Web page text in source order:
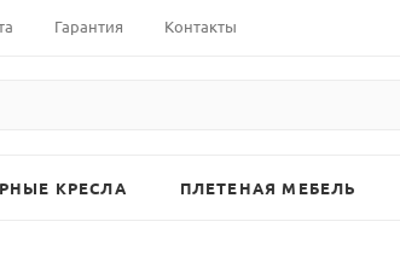
Гарантия Контакты
КРЕСЛА ПЛЕТЕНАЯ МЕБЕЛЬ